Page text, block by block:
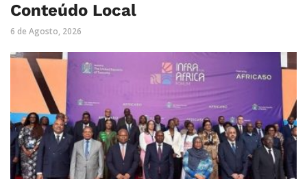
Conteúdo Local
6 de Agosto, 2026